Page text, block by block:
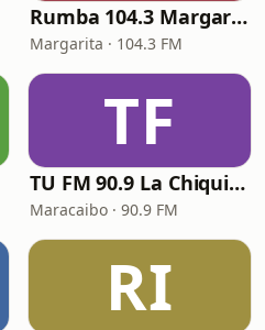
Rumba 104.3 Margarita FM
Margarita · 104.3 FM
TF
TU FM 90.9 La Chiquinquireña
Maracaibo · 90.9 FM
RI